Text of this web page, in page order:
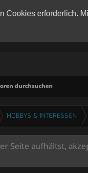
erforderlich.
durchsuchen
HOBBYS & INTERESSEN
Seite aufhältst,